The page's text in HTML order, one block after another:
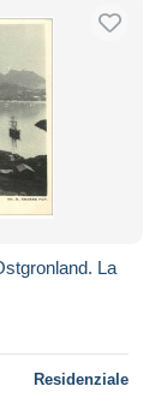
La
Residenziale